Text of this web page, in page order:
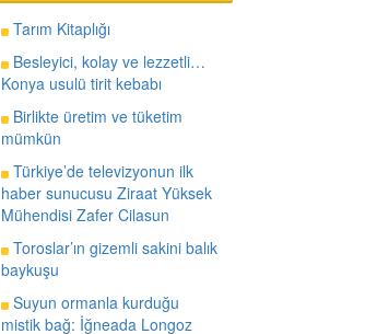
Tarım Kitaplığı
Besleyici, kolay ve lezzetli…
Konya usulü tirit kebabı
Birlikte üretim ve tüketim
mümkün
Türkiye’de televizyonun ilk
haber sunucusu Ziraat Yüksek
Mühendisi Zafer Cilasun
Toroslar’ın gizemli sakini balık
baykuşu
Suyun ormanla kurduğu
mistik bağ: İğneada Longoz